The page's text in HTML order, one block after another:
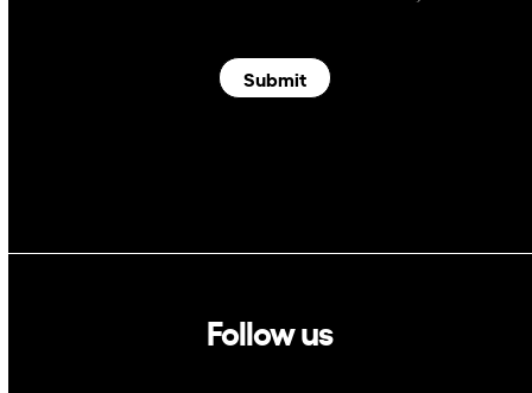
Submit
Follow us